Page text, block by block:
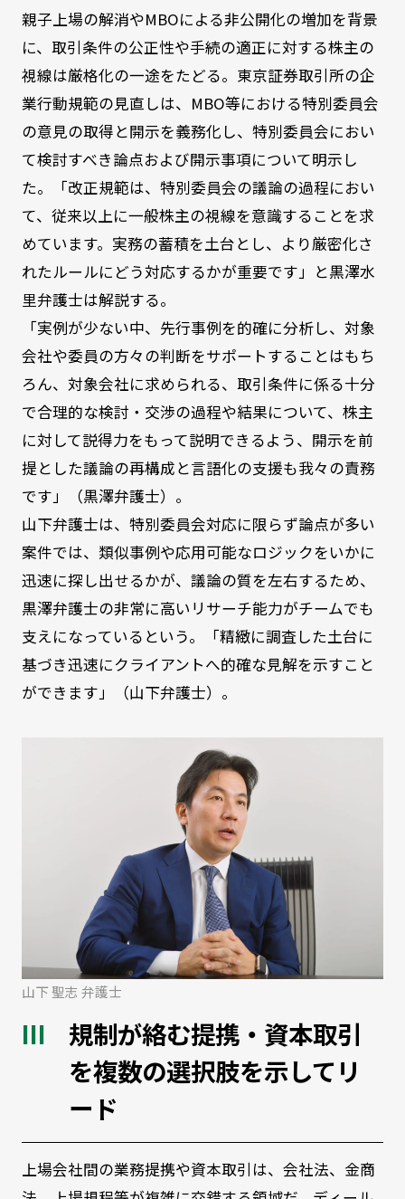
親子上場の解消やMBOによる非公開化の増加を背景
に、取引条件の公正性や手続の適正に対する株主の
視線は厳格化の一途をたどる。東京証券取引所の企
業行動規範の見直しは、MBO等における特別委員会
の意見の取得と開示を義務化し、特別委員会におい
て検討すべき論点および開示事項について明示し
た。「改正規範は、特別委員会の議論の過程におい
て、従来以上に一般株主の視線を意識することを求
めています。実務の蓄積を土台とし、より厳密化さ
れたルールにどう対応するかが重要です」と黒澤水
里弁護士は解説する。
「実例が少ない中、先行事例を的確に分析し、対象
会社や委員の方々の判断をサポートすることはもち
ろん、対象会社に求められる、取引条件に係る十分
で合理的な検討・交渉の過程や結果について、株主
に対して説得力をもって説明できるよう、開示を前
提とした議論の再構成と言語化の支援も我々の責務
です」（黒澤弁護士）。
山下弁護士は、特別委員会対応に限らず論点が多い
案件では、類似事例や応用可能なロジックをいかに
迅速に探し出せるかが、議論の質を左右するため、
黒澤弁護士の非常に高いリサーチ能力がチームでも
支えになっているという。「精緻に調査した土台に
基づき迅速にクライアントへ的確な見解を示すこと
ができます」（山下弁護士）。
山下 聖志 弁護士
規制が絡む提携・資本取引
を複数の選択肢を示してリ
ード
上場会社間の業務提携や資本取引は、会社法、金商